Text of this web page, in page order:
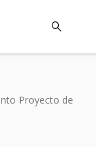
Proyecto de